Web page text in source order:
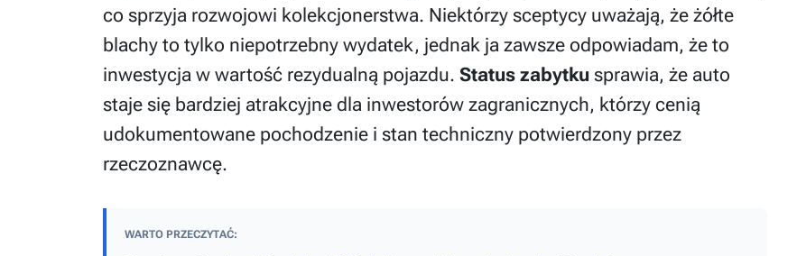
co sprzyja rozwojowi kolekcjonerstwa. Niektórzy sceptycy uważają, że żółte
blachy to tylko niepotrzebny wydatek, jednak ja zawsze odpowiadam, że to
inwestycja w wartość rezydualną pojazdu. Status zabytku sprawia, że auto
staje się bardziej atrakcyjne dla inwestorów zagranicznych, którzy cenią
udokumentowane pochodzenie i stan techniczny potwierdzony przez
rzeczoznawcę.
WARTO PRZECZYTAĆ: